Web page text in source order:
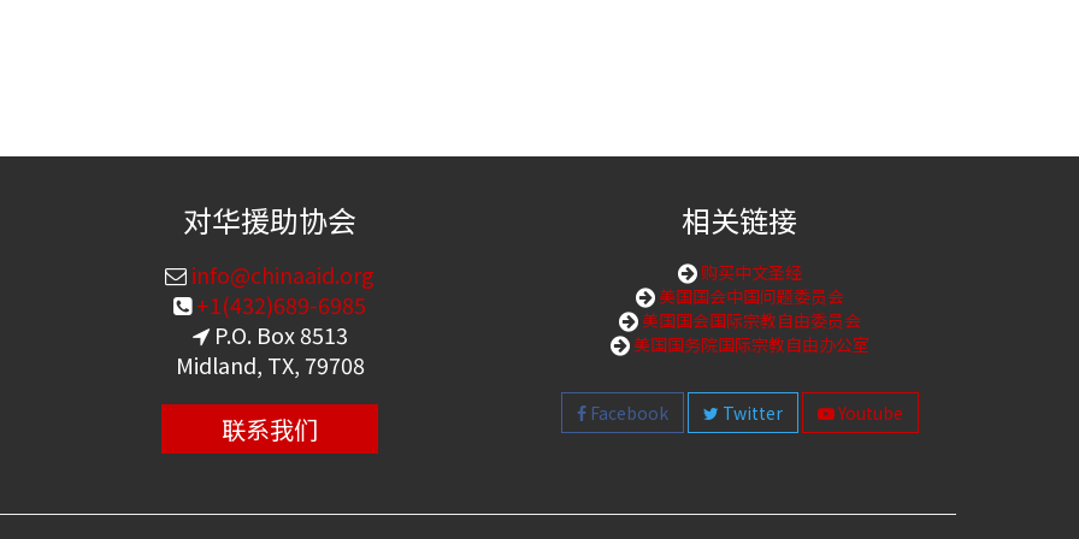
对华援助协会
info@chinaaid.org
+1(432)689-6985
P.O. Box 8513
Midland, TX, 79708
联系我们
相关链接
购买中文圣经
美国国会中国问题委员会
美国国会国际宗教自由委员会
美国国务院国际宗教自由办公室
Facebook Twitter Youtube